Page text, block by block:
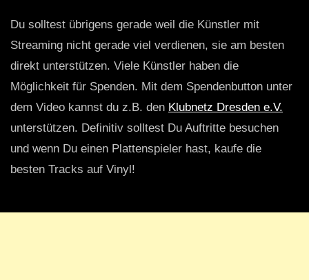
Du solltest übrigens gerade weil die Künstler mit
Streaming nicht gerade viel verdienen, sie am besten
direkt unterstützen. Viele Künstler haben die
Möglichkeit für Spenden. Mit dem Spendenbutton unter
dem Video kannst du z.B. den Klubnetz Dresden e.V.
unterstützen. Definitiv solltest Du Auftritte besuchen
und wenn Du einen Plattenspieler hast, kaufe die
besten Tracks auf Vinyl!